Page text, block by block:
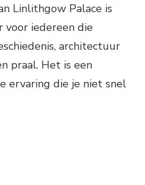
Linlithgow Palace is
voor iedereen die
architectuur
praal. Het is een
ervaring die je niet snel